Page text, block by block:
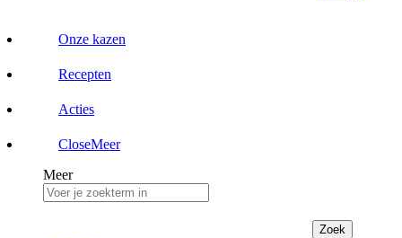
Onze kazen
Recepten
Acties
CloseMeer
Meer
Zoek